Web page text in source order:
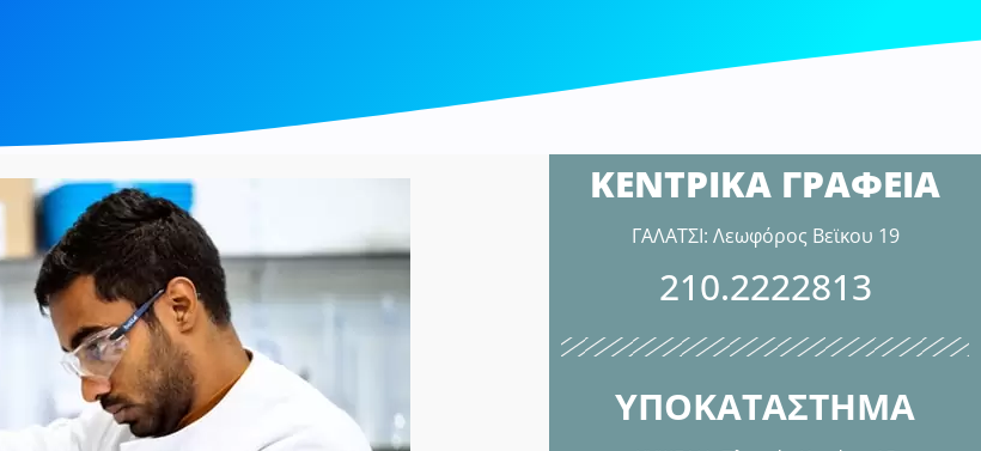
ΚΕΝΤΡΙΚΑ ΓΡΑΦΕΙΑ
ΓΑΛΑΤΣΙ: Λεωφόρος Βεϊκου 19
210.2222813
ΥΠΟΚΑΤΑΣΤΗΜΑ